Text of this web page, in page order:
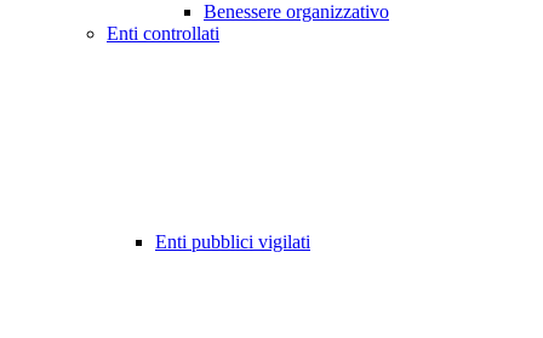
Benessere organizzativo
Enti controllati
Enti pubblici vigilati